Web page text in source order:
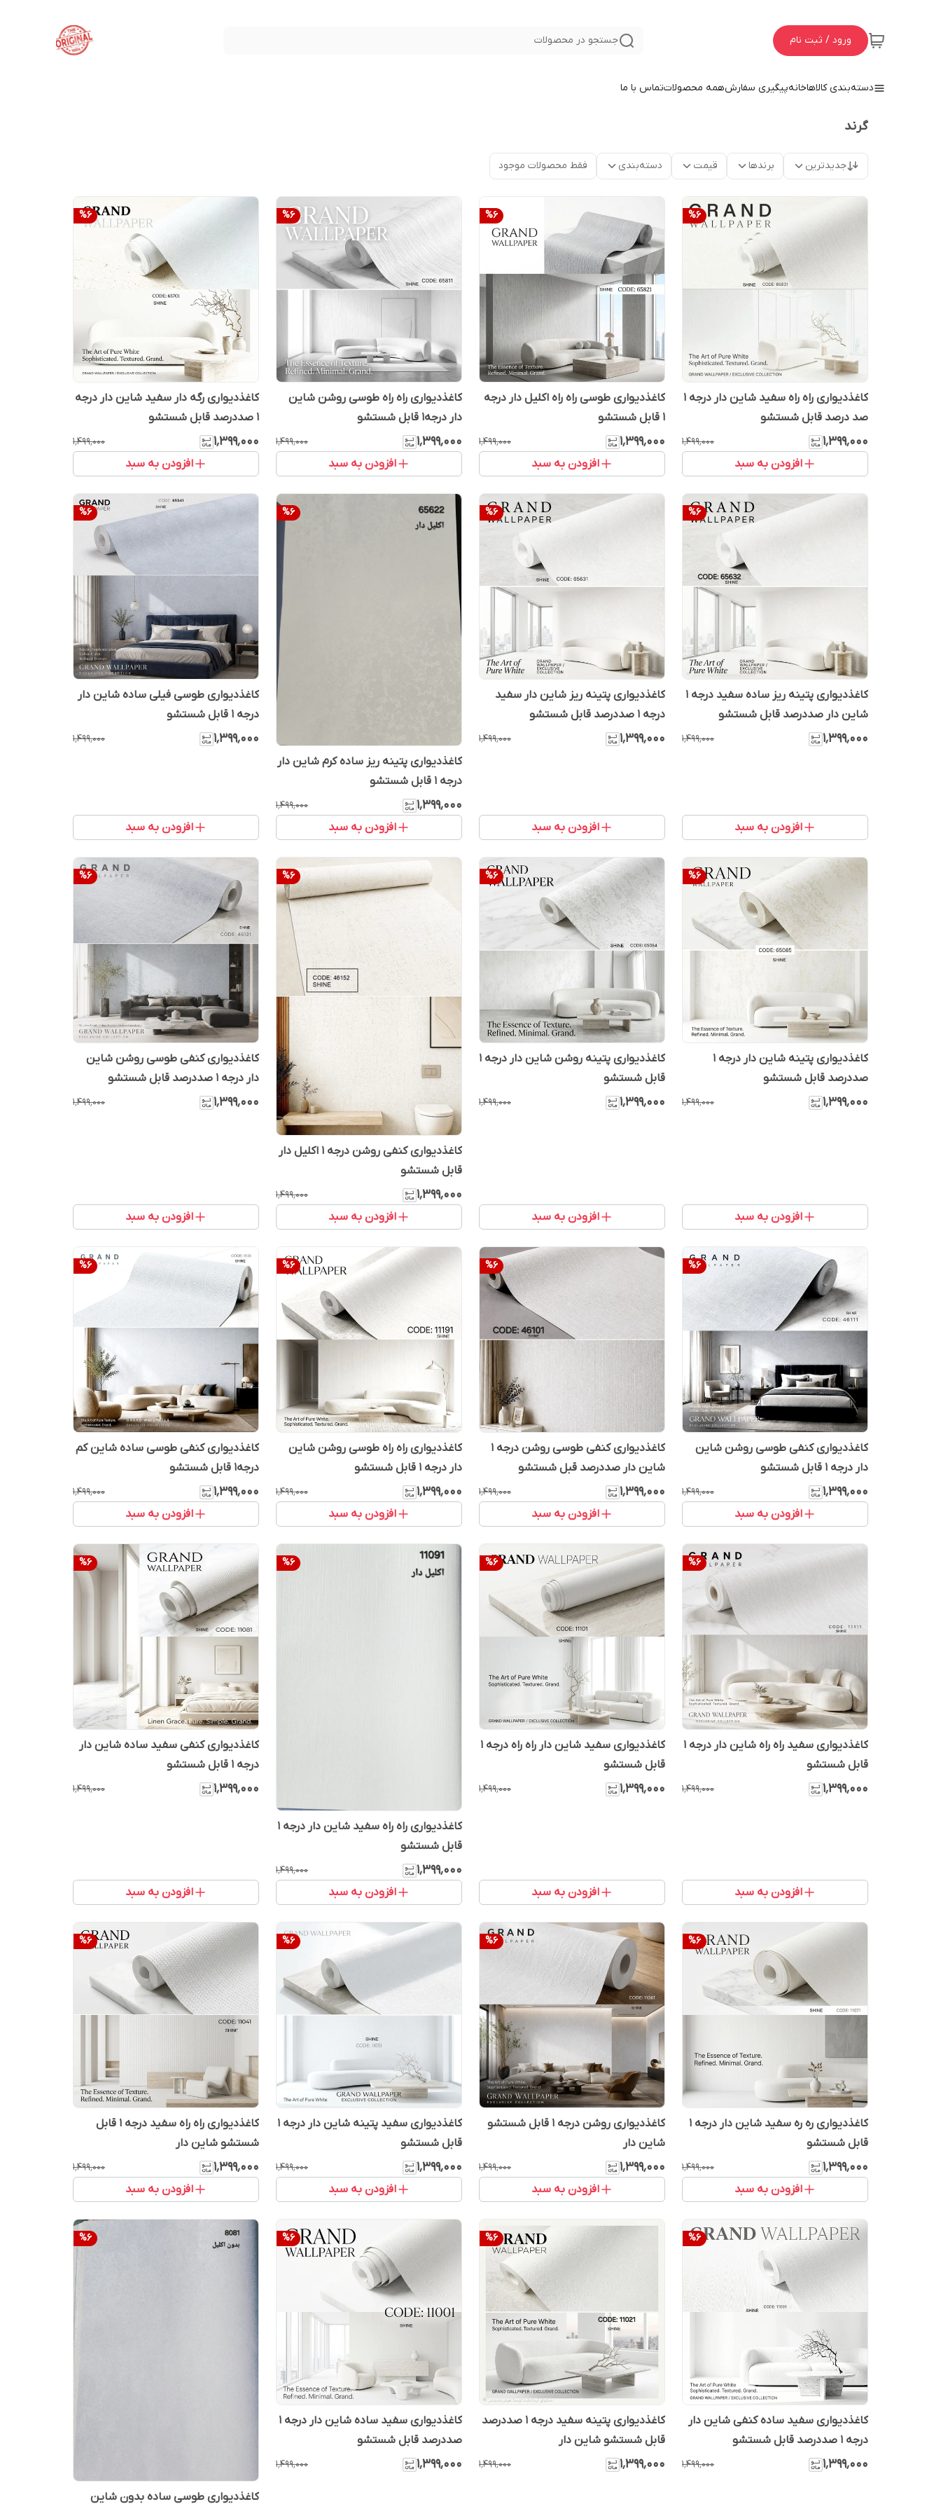
ورود / ثبت نام جستجو در محصولات
دسته‌بندی کالاهاخانهپیگیری سفارشهمه محصولاتتماس با ما
گرند
جدیدترین برندها قیمت دسته‌بندی فقط محصولات موجود
%6
کاغذدیواری راه راه سفید شاین دار درجه 1
صد درصد قابل شستشو
۱٬۳۹۹٬۰۰۰ ۱٬۴۹۹٬۰۰۰
افزودن به سبد
%6
کاغذدیواری طوسی راه راه اکلیل دار درجه
1 قابل شستشو
۱٬۳۹۹٬۰۰۰ ۱٬۴۹۹٬۰۰۰
افزودن به سبد
%6
کاغذدیواری راه راه طوسی روشن شاین
دار درجه1 قابل شستشو
۱٬۳۹۹٬۰۰۰ ۱٬۴۹۹٬۰۰۰
افزودن به سبد
%6
کاغذدیواری رگه دار سفید شاین دار درجه
1 صددرصد قابل شستشو
۱٬۳۹۹٬۰۰۰ ۱٬۴۹۹٬۰۰۰
افزودن به سبد
%6
کاغذدیواری پتینه ریز ساده سفید درجه 1
شاین دار صددرصد قابل شستشو
۱٬۳۹۹٬۰۰۰ ۱٬۴۹۹٬۰۰۰
افزودن به سبد
%6
کاغذدیواری پتینه ریز شاین دار سفید
درجه 1 صددرصد قابل شستشو
۱٬۳۹۹٬۰۰۰ ۱٬۴۹۹٬۰۰۰
افزودن به سبد
%6
کاغذدیواری پتینه ریز ساده کرم شاین دار
درجه 1 قابل شستشو
۱٬۳۹۹٬۰۰۰ ۱٬۴۹۹٬۰۰۰
افزودن به سبد
%6
کاغذدیواری طوسی فیلی ساده شاین دار
درجه 1 قابل شستشو
۱٬۳۹۹٬۰۰۰ ۱٬۴۹۹٬۰۰۰
افزودن به سبد
%6
کاغذدیواری پتینه شاین دار درجه 1
صددرصد قابل شستشو
۱٬۳۹۹٬۰۰۰ ۱٬۴۹۹٬۰۰۰
افزودن به سبد
%6
کاغذدیواری پتینه روشن شاین دار درجه 1
قابل شستشو
۱٬۳۹۹٬۰۰۰ ۱٬۴۹۹٬۰۰۰
افزودن به سبد
%6
کاغذدیواری کنفی روشن درجه 1 اکلیل دار
قابل شستشو
۱٬۳۹۹٬۰۰۰ ۱٬۴۹۹٬۰۰۰
افزودن به سبد
%6
کاغذدیواری کنفی طوسی روشن شاین
دار درجه 1 صددرصد قابل شستشو
۱٬۳۹۹٬۰۰۰ ۱٬۴۹۹٬۰۰۰
افزودن به سبد
%6
کاغذدیواری کنفی طوسی روشن شاین
دار درجه 1 قابل شستشو
۱٬۳۹۹٬۰۰۰ ۱٬۴۹۹٬۰۰۰
افزودن به سبد
%6
کاغذدیواری کنفی طوسی روشن درجه 1
شاین دار صددرصد قبل شستشو
۱٬۳۹۹٬۰۰۰ ۱٬۴۹۹٬۰۰۰
افزودن به سبد
%6
کاغذدیواری راه راه طوسی روشن شاین
دار درجه 1 قابل شستشو
۱٬۳۹۹٬۰۰۰ ۱٬۴۹۹٬۰۰۰
افزودن به سبد
%6
کاغذدیواری کنفی طوسی ساده شاین کم
درجه1 قابل شستشو
۱٬۳۹۹٬۰۰۰ ۱٬۴۹۹٬۰۰۰
افزودن به سبد
%6
کاغذدیواری سفید راه راه شاین دار درجه 1
قابل شستشو
۱٬۳۹۹٬۰۰۰ ۱٬۴۹۹٬۰۰۰
افزودن به سبد
%6
کاغذدیواری سفید شاین دار راه راه درجه 1
قابل شستشو
۱٬۳۹۹٬۰۰۰ ۱٬۴۹۹٬۰۰۰
افزودن به سبد
%6
کاغذدیواری راه راه سفید شاین دار درجه 1
قابل شستشو
۱٬۳۹۹٬۰۰۰ ۱٬۴۹۹٬۰۰۰
افزودن به سبد
%6
کاغذدیواری کنفی سفید ساده شاین دار
درجه 1 قابل شستشو
۱٬۳۹۹٬۰۰۰ ۱٬۴۹۹٬۰۰۰
افزودن به سبد
%6
کاغذدیواری ره ره سفید شاین دار درجه 1
قابل شستشو
۱٬۳۹۹٬۰۰۰ ۱٬۴۹۹٬۰۰۰
افزودن به سبد
%6
کاغذدیواری روشن درجه 1 قابل شستشو
شاین دار
۱٬۳۹۹٬۰۰۰ ۱٬۴۹۹٬۰۰۰
افزودن به سبد
%6
کاغذدیواری سفید پتینه شاین دار درجه 1
قابل شستشو
۱٬۳۹۹٬۰۰۰ ۱٬۴۹۹٬۰۰۰
افزودن به سبد
%6
کاغذدیواری راه راه سفید درجه 1 قابل
شستشو شاین دار
۱٬۳۹۹٬۰۰۰ ۱٬۴۹۹٬۰۰۰
افزودن به سبد
%6
کاغذدیواری سفید ساده کنفی شاین دار
درجه 1 صددرصد قابل شستشو
۱٬۳۹۹٬۰۰۰ ۱٬۴۹۹٬۰۰۰
%6
کاغذدیواری پتینه سفید درجه 1 صددرصد
قابل شستشو شاین دار
۱٬۳۹۹٬۰۰۰ ۱٬۴۹۹٬۰۰۰
%6
کاغذدیواری سفید ساده شاین دار درجه 1
صددرصد قابل شستشو
۱٬۳۹۹٬۰۰۰ ۱٬۴۹۹٬۰۰۰
%6
کاغذدیواری طوسی ساده بدون شاین